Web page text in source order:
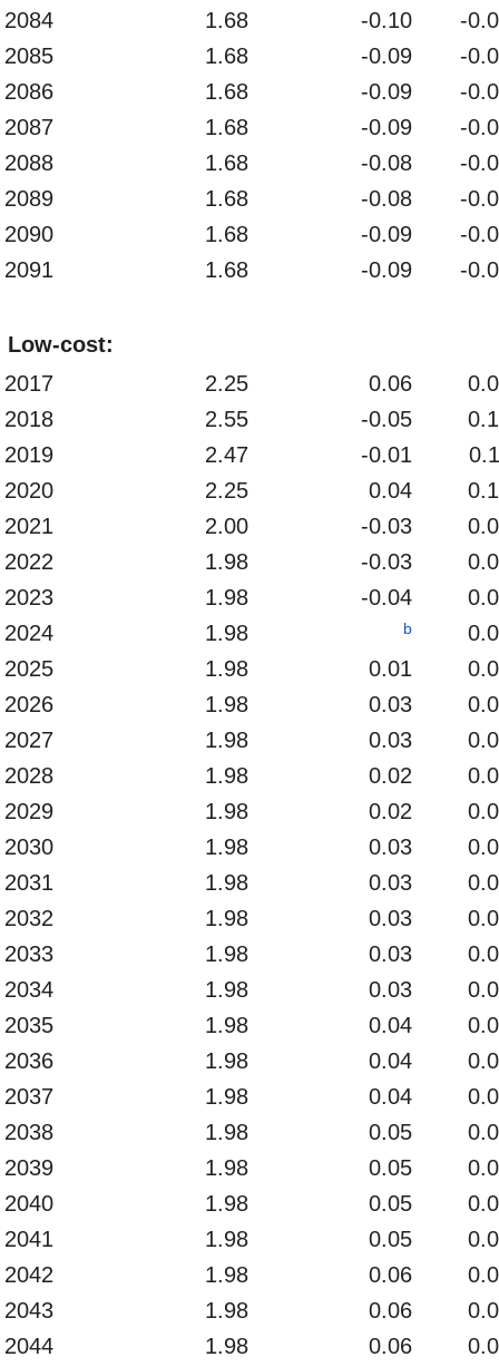
2084
1.68 -0.10
-
2085
1.68 -0.09
-
2086
1.68 -0.09
-
2087
1.68 -0.09
-
2088
1.68 -0.08
-
2089
1.68 -0.08
-
2090
1.68 -0.09
-
2091
1.68 -0.09 -
Low-cost:
2017
2.25 0.06
2018
2.55 -0.05
2019
2.47 -0.01
2020
2.25 0.04
2021
2.00 -0.03
2022
1.98 -0.03
2023
1.98 -0.04
2024
1.98 b
2025
1.98 0.01
2026
1.98 0.03
2027
1.98 0.03
2028
1.98 0.02
2029
1.98 0.02
2030
1.98 0.03
2031
1.98 0.03
2032
1.98 0.03
2033
1.98 0.03
2034
1.98 0.03
2035
1.98 0.04
2036
1.98 0.04
2037
1.98 0.04
2038
1.98 0.05
2039
1.98 0.05
2040
1.98 0.05
2041
1.98 0.05
2042
1.98 0.06
2043
1.98 0.06
2044
1.98 0.06